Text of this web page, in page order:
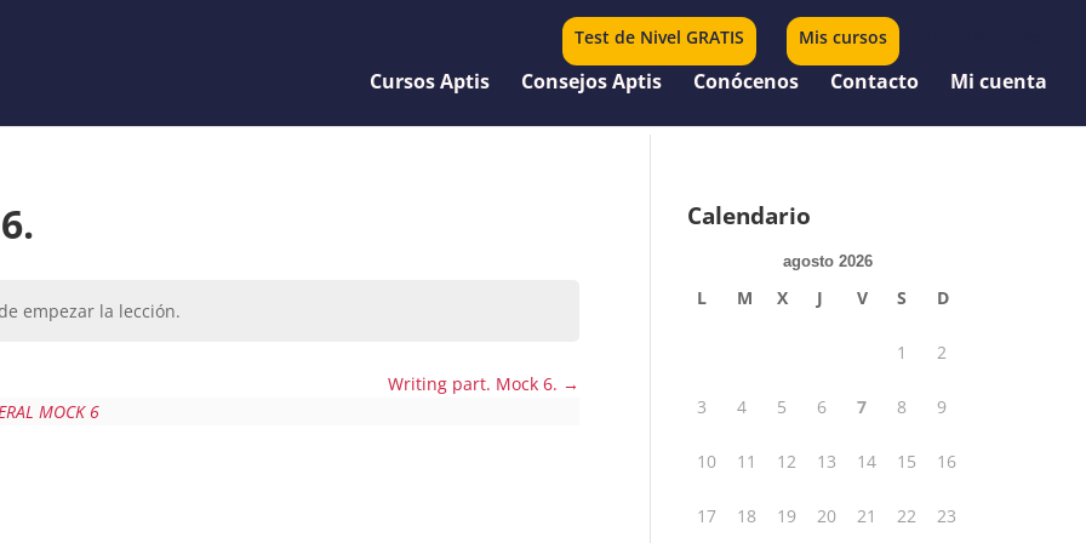
Test de Nivel GRATIS Mis cursos
Cursos Aptis Consejos Aptis Conócenos Contacto Mi cuenta
empezar la lección.
Writing part. Mock 6.
MOCK 6
Calendario
agosto 2026
L M X J V S D
1 2
3 4 5 6 7 8 9
10 11 12 13 14 15 16
17 18 19 20 21 22 23